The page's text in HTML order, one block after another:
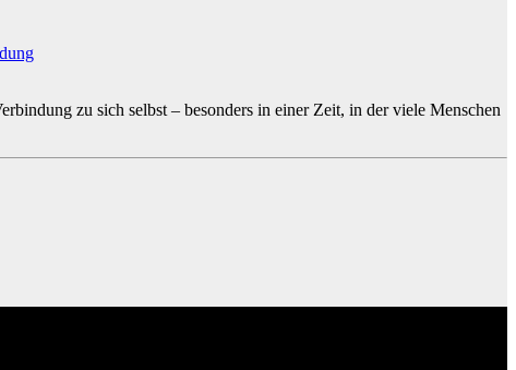
zu sich selbst – besonders in einer Zeit, in der viele Menschen